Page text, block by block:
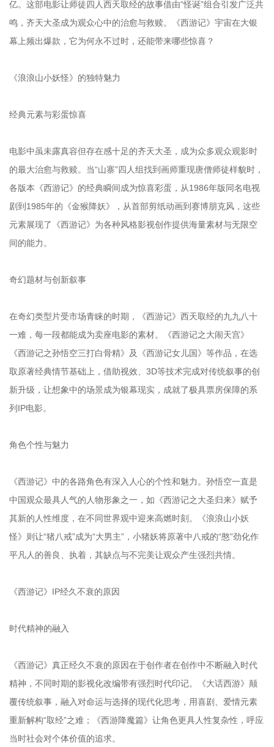
亿。这部电影让师徒四人西天取经的故事借由“怪诞”组合引发广泛共
鸣，齐天大圣成为观众心中的治愈与救赎。《西游记》宇宙在大银
幕上频出爆款，它为何永不过时，还能带来哪些惊喜？
《浪浪山小妖怪》的独特魅力
经典元素与彩蛋惊喜
电影中虽未露真容但存在感十足的齐天大圣，成为众多观众观影时
的最大治愈与救赎。当“山寨”四人组找到画师重现唐僧师徒样貌时，
各版本《西游记》的经典瞬间成为惊喜彩蛋，从1986年版同名电视
剧到1985年的《金猴降妖》，从首部剪纸动画到赛博朋克风，这些
元素展现了《西游记》为各种风格影视创作提供海量素材与无限空
间的能力。
奇幻题材与创新叙事
在奇幻类型片受市场青睐的时期，《西游记》西天取经的九九八十
一难，每一段都能成为卖座电影的素材。《西游记之大闹天宫》
《西游记之孙悟空三打白骨精》及《西游记女儿国》等作品，在选
取原著经典情节基础上，借助视效、3D等技术完成对传统叙事的创
新升级，让想象中的场景成为银幕现实，成就了极具票房保障的系
列IP电影。
角色个性与魅力
《西游记》中的各路角色有深入人心的个性和魅力。孙悟空一直是
中国观众最具人气的人物形象之一，如《西游记之大圣归来》赋予
其新的人性维度，在不同世界观中迎来高燃时刻。《浪浪山小妖
怪》则让“猪八戒”成为“大男主”，小猪妖将原著中八戒的“憨”劲化作
平凡人的善良、执着，其缺点与不完美让观众产生强烈共情。
《西游记》IP经久不衰的原因
时代精神的融入
《西游记》真正经久不衰的原因在于创作者在创作中不断融入时代
精神，不同时期的影视化改编带有强烈时代印记。《大话西游》颠
覆传统叙事，融入对命运与选择的现代化思考，用喜剧、爱情元素
重新解构“取经”之难；《西游降魔篇》让角色更具人性复杂性，呼应
当时社会对个体价值的追求。